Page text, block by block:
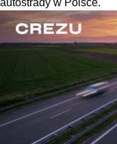
autostrady w Polsce.